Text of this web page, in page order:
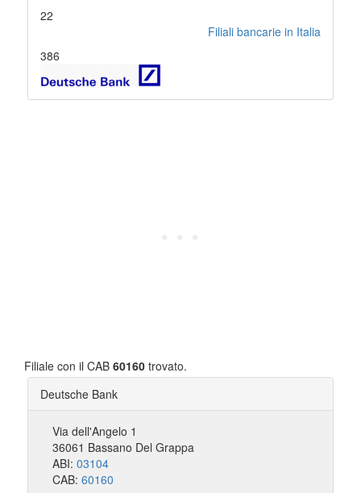
22
Filiali bancarie in Italia
386
Filiale con il CAB 60160 trovato.
Deutsche Bank
Via dell'Angelo 1
36061 Bassano Del Grappa
ABI: 03104
CAB: 60160